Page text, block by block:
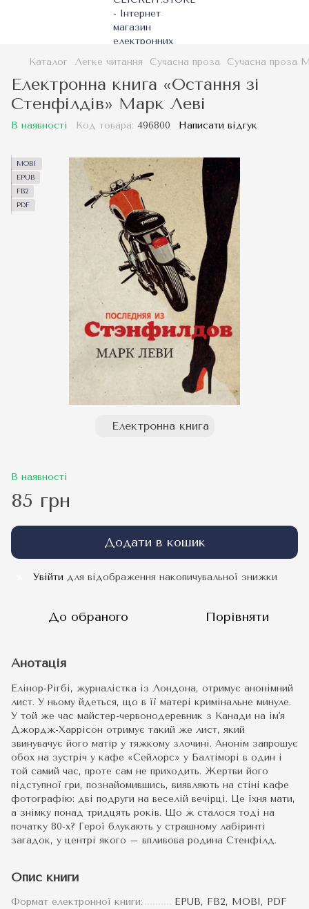
Каталог Легке читання Сучасна проза Сучасна проза
Електронна книга «Остання зі
Стенфілдів» Марк Леві
В наявності Код товара: 496800 Написати відгук
MOBI
EPUB
FB2
PDF
Електронна книга
В наявності
85 грн
Додати в кошик
Увійти для відображення накопичувальної знижки
До обраного Порівняти
Анотація
Елінор-Рігбі, журналістка із Лондона, отримує анонімний
лист. У ньому йдеться, що в її матері кримінальне минуле.
У той же час майстер-червонодеревник з Канади на ім'я
Джордж-Харрісон отримує такий же лист, який
звинувачує його матір у тяжкому злочині. Анонім запрошує
обох на зустріч у кафе «Сейлорс» у Балтіморі в один і
той самий час, проте сам не приходить. Жертви його
підступної гри, познайомившись, виявляють на стіні кафе
фотографію: дві подруги на веселій вечірці. Це їхня мати,
а знімку понад тридцять років. Що ж сталося тоді на
початку 80-х? Герої блукають у страшному лабіринті
загадок, у центрі якого – впливова родина Стенфілд.
Опис книги
Формат електронної книги: EPUB, FB2, MOBI, PDF